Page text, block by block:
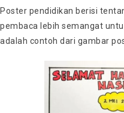
Poster pendidikan berisi
pembaca lebih semangat
adalah contoh dari gambar